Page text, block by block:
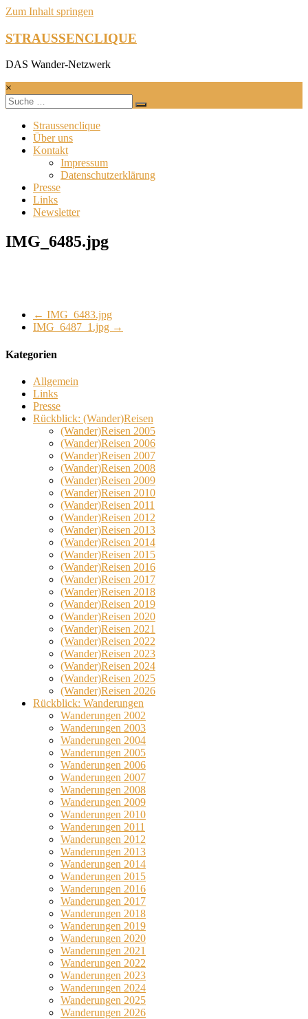
Zum Inhalt springen
STRAUSSENCLIQUE
DAS Wander-Netzwerk
×
Straussenclique
Über uns
Kontakt
Impressum
Datenschutzerklärung
Presse
Links
Newsletter
IMG_6485.jpg
← IMG_6483.jpg
IMG_6487_1.jpg →
Kategorien
Allgemein
Links
Presse
Rückblick: (Wander)Reisen
(Wander)Reisen 2005
(Wander)Reisen 2006
(Wander)Reisen 2007
(Wander)Reisen 2008
(Wander)Reisen 2009
(Wander)Reisen 2010
(Wander)Reisen 2011
(Wander)Reisen 2012
(Wander)Reisen 2013
(Wander)Reisen 2014
(Wander)Reisen 2015
(Wander)Reisen 2016
(Wander)Reisen 2017
(Wander)Reisen 2018
(Wander)Reisen 2019
(Wander)Reisen 2020
(Wander)Reisen 2021
(Wander)Reisen 2022
(Wander)Reisen 2023
(Wander)Reisen 2024
(Wander)Reisen 2025
(Wander)Reisen 2026
Rückblick: Wanderungen
Wanderungen 2002
Wanderungen 2003
Wanderungen 2004
Wanderungen 2005
Wanderungen 2006
Wanderungen 2007
Wanderungen 2008
Wanderungen 2009
Wanderungen 2010
Wanderungen 2011
Wanderungen 2012
Wanderungen 2013
Wanderungen 2014
Wanderungen 2015
Wanderungen 2016
Wanderungen 2017
Wanderungen 2018
Wanderungen 2019
Wanderungen 2020
Wanderungen 2021
Wanderungen 2022
Wanderungen 2023
Wanderungen 2024
Wanderungen 2025
Wanderungen 2026